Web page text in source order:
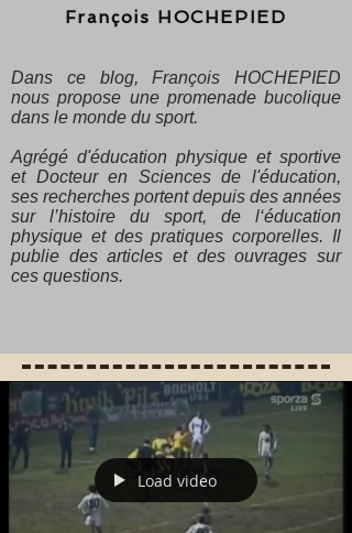
François HOCHEPIED
Dans ce blog, François HOCHEPIED
nous propose une promenade bucolique
dans le monde du sport.
Agrégé d'éducation physique et sportive
et Docteur en Sciences de l'éducation,
ses recherches portent depuis des années
sur l’histoire du sport, de l‘éducation
physique et des pratiques corporelles. Il
publie des articles et des ouvrages sur
ces questions.
Load video